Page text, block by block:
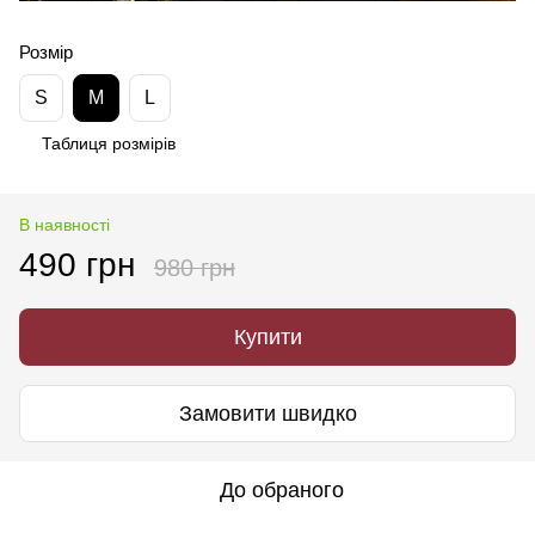
Розмір
S M L
Таблиця розмірів
В наявності
490 грн 980 грн
Купити
Замовити швидко
До обраного